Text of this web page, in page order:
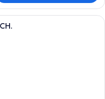
på rommet, barnesenger